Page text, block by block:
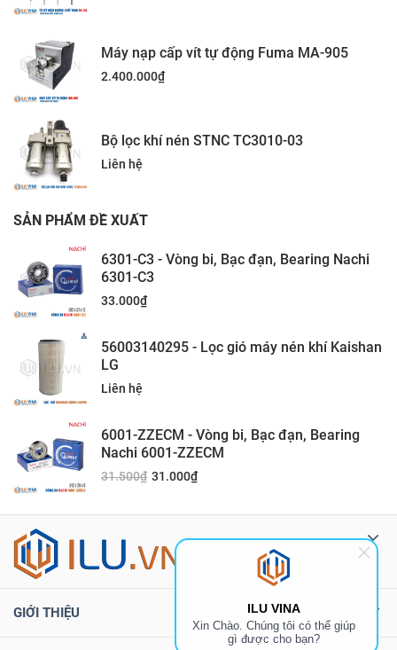
Máy nạp cấp vít tự động Fuma MA-905
2.400.000₫
Bộ lọc khí nén STNC TC3010-03
Liên hệ
SẢN PHẨM ĐỀ XUẤT
6301-C3 - Vòng bi, Bạc đạn, Bearing Nachi
6301-C3
33.000₫
56003140295 - Lọc gió máy nén khí Kaishan
LG
Liên hệ
6001-ZZECM - Vòng bi, Bạc đạn, Bearing
Nachi 6001-ZZECM
31.500₫ 31.000₫
GIỚI THIỆU ILU VINA
Xin Chào. Chúng tôi có thể giúp
gì được cho bạn?